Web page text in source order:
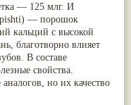
— 125 млг. И
pishti) — порошок
кальций с высокой
благотворно влияет
В составе
свойства.
но их качество